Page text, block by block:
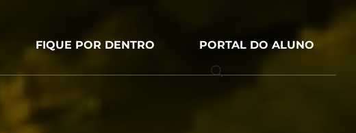
FIQUE POR DENTRO PORTAL DO ALUNO